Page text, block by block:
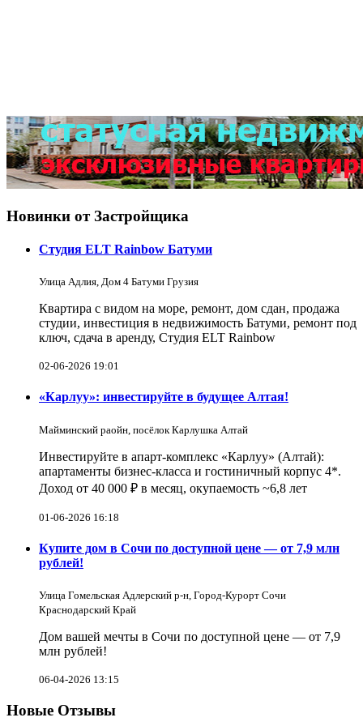
Новинки от Застройщика
Студия ELT Rainbow Батуми
Улица Адлия, Дом 4 Батуми Грузия
Квартира с видом на море, ремонт, дом сдан, продажа
студии, инвестиция в недвижимость Батуми, ремонт под
ключ, сдача в аренду, Студия ELT Rainbow
02-06-2026 19:01
«Карлуу»: инвестируйте в будущее Алтая!
Майминский раойн, посёлок Карлушка Алтай
Инвестируйте в апарт-комплекс «Карлуу» (Алтай):
апартаменты бизнес-класса и гостиничный корпус 4*.
Доход от 40 000 ₽ в месяц, окупаемость ~6,8 лет
01-06-2026 16:18
Купите дом в Сочи по доступной цене — от 7,9 млн
рублей!
Улица Гомельская Адлерский р-н, Город-Курорт Сочи
Краснодарский Край
Дом вашей мечты в Сочи по доступной цене — от 7,9
млн рублей!
06-04-2026 13:15
Новые Отзывы